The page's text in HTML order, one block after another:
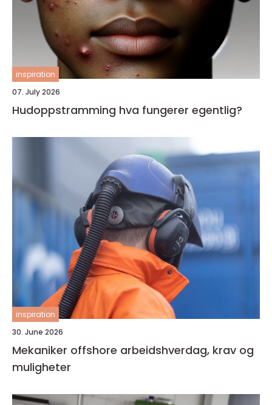
inspiration
07. July 2026
Hudoppstramming hva fungerer egentlig?
inspiration
30. June 2026
Mekaniker offshore arbeidshverdag, krav og
muligheter